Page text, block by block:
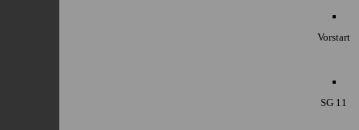
Vorstart
SG 11